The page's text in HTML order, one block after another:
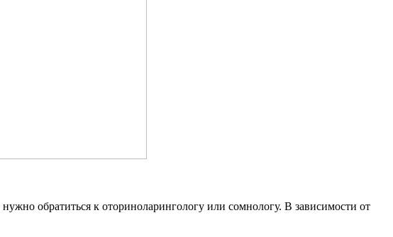
обратиться к оториноларингологу или сомнологу. В зависимости от